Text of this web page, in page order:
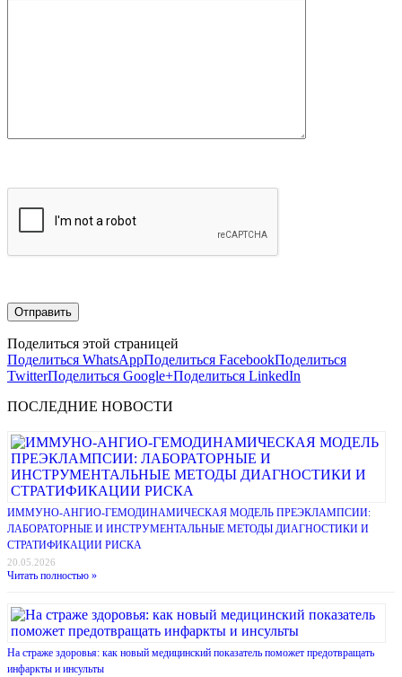
Поделиться этой страницей
Поделиться WhatsAppПоделиться FacebookПоделиться
TwitterПоделиться Google+Поделиться LinkedIn
ПОСЛЕДНИЕ НОВОСТИ
ИММУНО-АНГИО-ГЕМОДИНАМИЧЕСКАЯ МОДЕЛЬ ПРЕЭКЛАМПСИИ:
ЛАБОРАТОРНЫЕ И ИНСТРУМЕНТАЛЬНЫЕ МЕТОДЫ ДИАГНОСТИКИ И
СТРАТИФИКАЦИИ РИСКА
20.05.2026
Читать полностью »
На страже здоровья: как новый медицинский показатель поможет предотвращать
инфаркты и инсульты